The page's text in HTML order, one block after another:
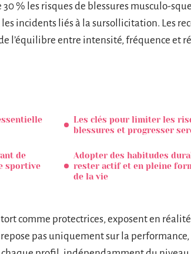
% les risques de blessures musculo-
les incidents liés à la sursollicitation. Les
l’équilibre entre intensité, fréquence et
de
sportive
Les clés pour limiter les
blessures et progresser
Adopter des habitudes
rester actif et en pleine
de la vie
comme protectrices, exposent en
pas uniquement sur la